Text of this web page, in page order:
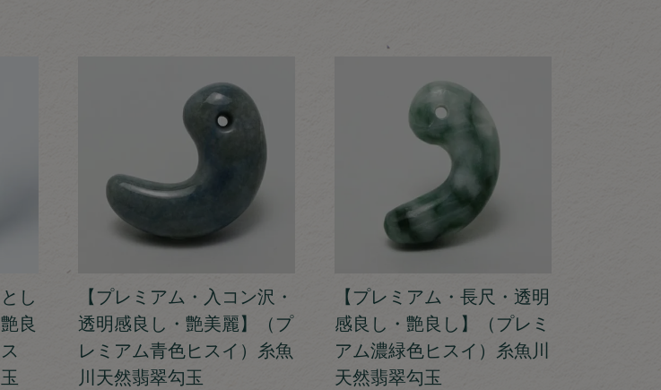
し
良
【プレミアム・入コン沢・
透明感良し・艶美麗】（プ
レミアム青色ヒスイ）糸魚
川天然翡翠勾玉
【プレミアム・長尺・透明
感良し・艶良し】（プレミ
アム濃緑色ヒスイ）糸魚川
天然翡翠勾玉